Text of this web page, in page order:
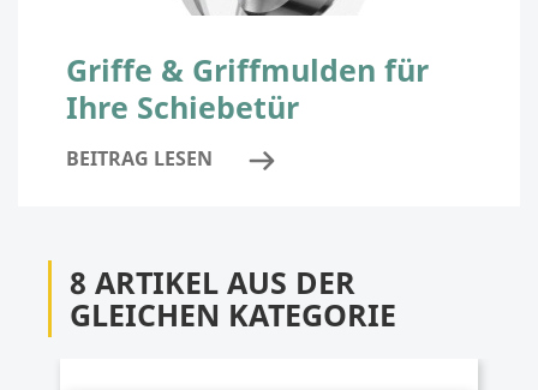
Griffe & Griffmulden für
Ihre Schiebetür
BEITRAG LESEN
8 ARTIKEL AUS DER
GLEICHEN KATEGORIE